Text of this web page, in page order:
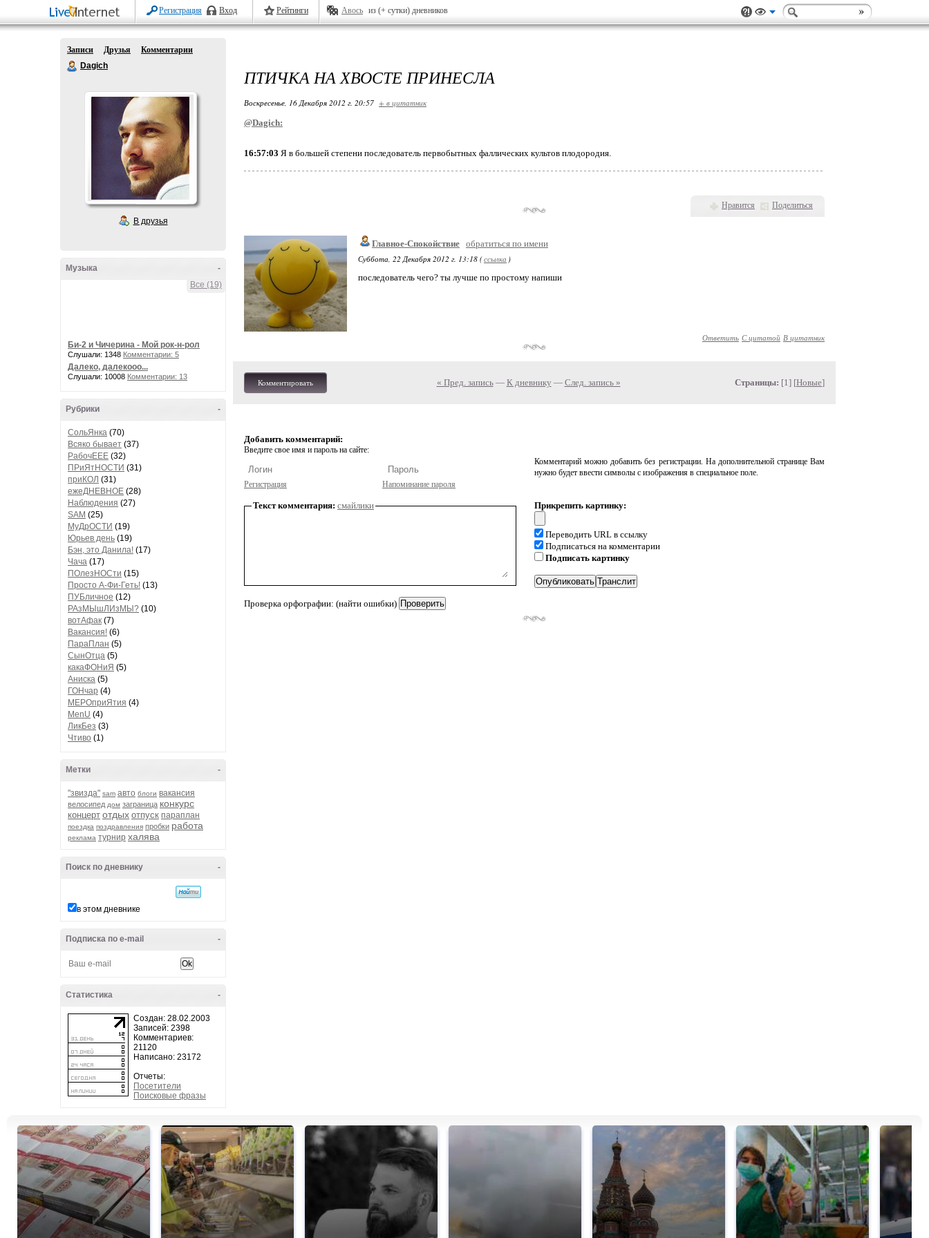
Регистрация Вход Рейтинги Авось из (+ сутки) дневников
Записи Друзья
Комментарии
Dagich
В друзья
-
Музыка
Все (19)
Би-2 и Чичерина - Мой рок-н-рол
Слушали: 1348 Комментарии: 5
Далеко, далекооо...
Слушали: 10008 Комментарии: 13
-
Рубрики
СольЯнка (70)
Всяко бывает (37)
РабочЕЕЕ (32)
ПРиЯтНОСТИ (31)
приКОЛ (31)
ежеДНЕВНОЕ (28)
Наблюдения (27)
SAM (25)
МуДрОСТИ (19)
Юрьев день (19)
Бэн, это Данила! (17)
Чача (17)
ПОлезНОСти (15)
Просто А-Фи-Геть! (13)
ПУБличное (12)
РАзМЫшЛИзМЫ? (10)
вотАфак (7)
Вакансия! (6)
ПараПлан (5)
СынОтца (5)
какаФОНиЯ (5)
Аниска (5)
ГОНчар (4)
МЕРОприЯтия (4)
MenU (4)
ЛикБез (3)
Чтиво (1)
-
Метки
"звизда" sam авто блоги вакансия
велосипед дом заграница конкурс
концерт отдых отпуск параплан
поездка поздравления пробки работа
реклама турнир халява
-
Поиск по дневнику
в этом дневнике
-
Подписка по e-mail
-
Статистика
Создан: 28.02.2003
Записей: 2398
Комментариев:
21120
Написано: 23172
Отчеты:
Посетители
Поисковые фразы
ПТИЧКА НА ХВОСТЕ ПРИНЕСЛА
Воскресенье, 16 Декабря 2012 г. 20:57 + в цитатник
@Dagich:
16:57:03 Я в большей степени последователь первобытных фаллических культов плодородия.
Нравится Поделиться
Главное-Спокойствие обратиться по имени
Суббота, 22 Декабря 2012 г. 13:18 (ссылка )
последователь чего? ты лучше по простому напиши
Ответить С цитатой В цитатник
Комментировать « Пред. запись— К дневнику — След. запись » Страницы: [1] [Новые]
Добавить комментарий:
Введите свое имя и пароль на сайте:
Регистрация Напоминание пароля
Комментарий можно добавить без регистрации. На дополнительной странице Вам
нужно будет ввести символы с изображения в специальное поле.
Текст комментария: смайлики
Проверка орфографии: (найти ошибки)
Прикрепить картинку:
Переводить URL в ссылку
Подписаться на комментарии
Подписать картинку